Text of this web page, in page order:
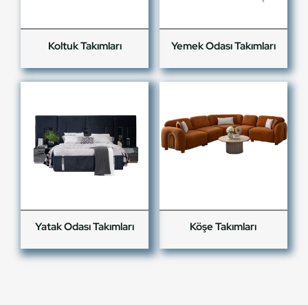
Koltuk Takımları Yemek Odası Takımları
Yatak Odası Takımları Köşe Takımları